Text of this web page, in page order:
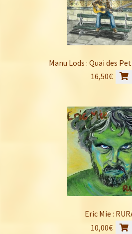
Manu Lods : Quai des
16,50€
Eric Mie :
10,00€